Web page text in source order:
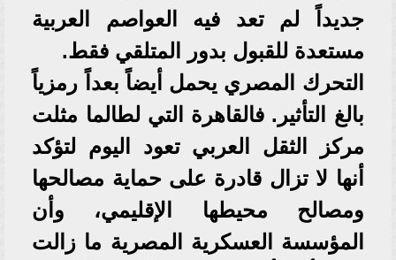
جديداً لم تعد فيه العواصم العربية
مستعدة للقبول بدور المتلقي فقط.
التحرك المصري يحمل أيضاً بعداً رمزياً
بالغ التأثير. فالقاهرة التي لطالما مثلت
مركز الثقل العربي تعود اليوم لتؤكد
أنها لا تزال قادرة على حماية مصالحها
ومصالح محيطها الإقليمي، وأن
المؤسسة العسكرية المصرية ما زالت